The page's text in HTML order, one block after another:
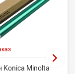
Konica Minolta